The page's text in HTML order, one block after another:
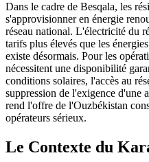
Dans le cadre de Besqala, les
s'approvisionner en énergie
réseau national. L'électricité du
tarifs plus élevés que les
existe désormais. Pour les
nécessitent une disponibilité
conditions solaires, l'accès au
suppression de l'exigence d'une
rend l'offre de l'Ouzbékistan
opérateurs sérieux.
Le Contexte du